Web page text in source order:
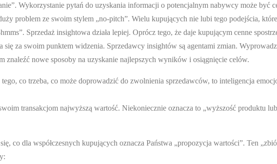
Wykorzystanie pytań do uzyskania informacji o potencjalnym nabywcy może być
problem ze swoim stylem „no-pitch”. Wielu kupujących nie lubi tego podejścia, które
Sprzedaż insightowa działa lepiej. Oprócz tego, że daje kupującym cenne
się za swoim punktem widzenia. Sprzedawcy insightów są agentami zmian.
znaleźć nowe sposoby na uzyskanie najlepszych wyników i osiągnięcie celów.
co trzeba, co może doprowadzić do zwolnienia sprzedawców, to inteligencja
transakcjom najwyższą wartość. Niekoniecznie oznacza to „wyższość produktu lub
co dla współczesnych kupujących oznacza Państwa „propozycja wartości”. Ten